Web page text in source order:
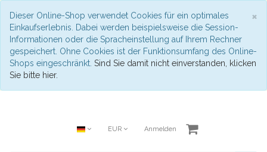
×
Dieser Online-Shop verwendet Cookies für ein optimales
Einkaufserlebnis. Dabei werden beispielsweise die Session-
Informationen oder die Spracheinstellung auf Ihrem Rechner
gespeichert. Ohne Cookies ist der Funktionsumfang des Online-
Shops eingeschränkt. Sind Sie damit nicht einverstanden, klicken
Sie bitte hier.
EUR Anmelden